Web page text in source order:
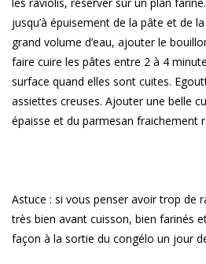
jusqu’à épuisement de la pâte et de
grand volume d’eau, ajouter le
faire cuire les pâtes entre 2 à 4
surface quand elles sont cuites.
assiettes creuses. Ajouter une belle
épaisse et du parmesan fraichement
Astuce : si vous penser avoir trop de
très bien avant cuisson, bien farinés
façon à la sortie du congélo un jour